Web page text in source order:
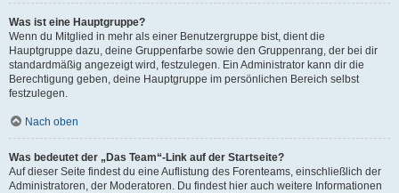
Was ist eine Hauptgruppe?
Wenn du Mitglied in mehr als einer Benutzergruppe bist, dient die
Hauptgruppe dazu, deine Gruppenfarbe sowie den Gruppenrang, der bei dir
standardmäßig angezeigt wird, festzulegen. Ein Administrator kann dir die
Berechtigung geben, deine Hauptgruppe im persönlichen Bereich selbst
festzulegen.
Nach oben
Was bedeutet der „Das Team“-Link auf der Startseite?
Auf dieser Seite findest du eine Auflistung des Forenteams, einschließlich der
Administratoren, der Moderatoren. Du findest hier auch weitere Informationen